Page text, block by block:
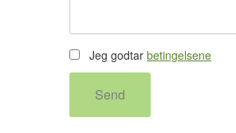
Jeg godtar betingelsene
Send